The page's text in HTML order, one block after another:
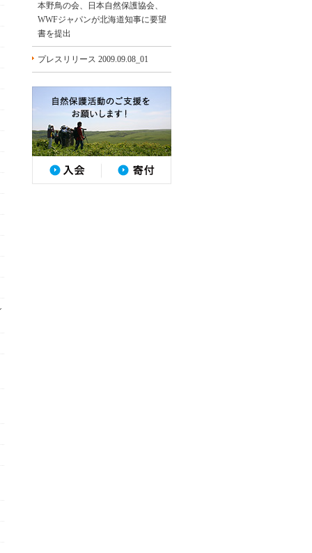
本野鳥の会、日本自然保護協会、
WWFジャパンが北海道知事に要望
書を提出
プレスリリース 2009.09.08_01